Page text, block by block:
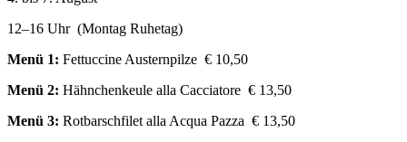
12–16 Uhr (Montag Ruhetag)
Menü 1: Fettuccine Austernpilze € 10,50
Menü 2: Hähnchenkeule alla Cacciatore € 13,50
Menü 3: Rotbarschfilet alla Acqua Pazza € 13,50